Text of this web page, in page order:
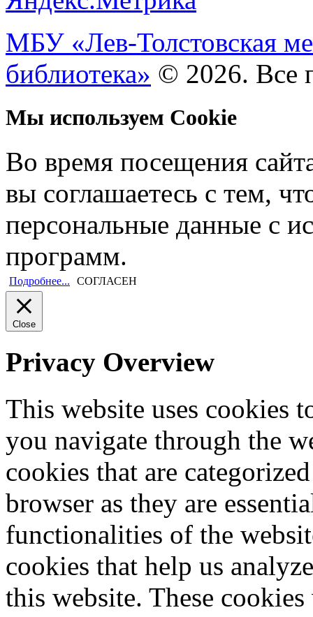
МБУ «Лев-Толстовская
библиотека» © 2026. Все
Мы используем Cookie
Во время посещения
вы соглашаетесь с тем,
персональные данные с
программ.
Подробнее... СОГЛАСЕН
Close
Privacy Overview
This website uses cookies
you navigate through the
cookies that are
browser as they are
functionalities of the
cookies that help us
this website. These